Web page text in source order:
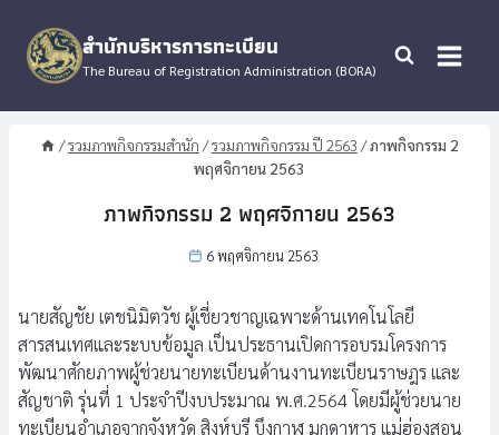
content
สำนักบริหารการทะเบียน
The Bureau of Registration Administration (BORA)
/รวมภาพกิจกรรมสำนัก /รวมภาพกิจกรรม ปี 2563 /ภาพกิจกรรม 2
พฤศจิกายน 2563
ภาพกิจกรรม 2 พฤศจิกายน 2563
6 พฤศจิกายน 2563
นายสัญชัย เตชนิมิตวัช ผู้เชี่ยวชาญเฉพาะด้านเทคโนโลยี
สารสนเทศและระบบข้อมูล เป็นประธานเปิดการอบรมโครงการ
พัฒนาศักยภาพผู้ช่วยนายทะเบียนด้านงานทะเบียนราษฎร และ
สัญชาติ รุ่นที่ 1 ประจำปีงบประมาณ พ.ศ.2564 โดยมีผู้ช่วยนาย
ทะเบียนอำเภอจากจังหวัด สิงห์บุรี บึงกาฬ มุกดาหาร แม่ฮ่องสอน